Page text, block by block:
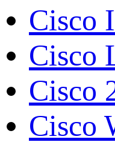
Cisco
Cisco
Cisco
Cisco